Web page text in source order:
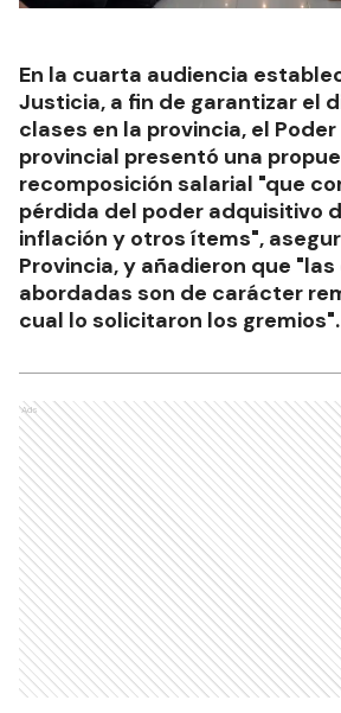
En la cuarta audiencia
Justicia, a fin de garantizar el
clases en la provincia, el
provincial presentó una
recomposición salarial "que
pérdida del poder adquisitivo
inflación y otros ítems",
Provincia, y añadieron que
abordadas son de carácter
cual lo solicitaron los gremios".
Ads